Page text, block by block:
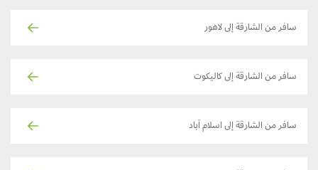
سافر من الشارقة إلى لاهور
سافر من الشارقة إلى كاليكوت
سافر من الشارقة إلى اسلام آباد